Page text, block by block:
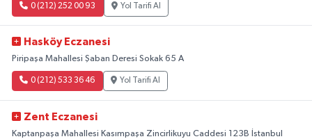
0 (212) 252 00 93 Yol Tarifi Al
Hasköy Eczanesi
Piripaşa Mahallesi Şaban Deresi Sokak 65 A
0 (212) 533 36 46 Yol Tarifi Al
Zent Eczanesi
Kaptanpaşa Mahallesi Kasımpaşa Zincirlikuyu Caddesi 123B İstanbul